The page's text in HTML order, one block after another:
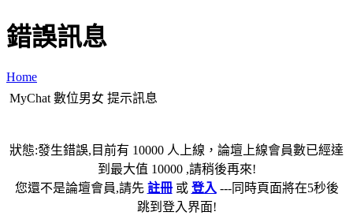
錯誤訊息
Home
MyChat 數位男女 提示訊息
狀態:發生錯誤,目前有 10000 人上線，論壇上線會員數已經達
到最大值 10000 ,請稍後再來!
您還不是論壇會員,請先 註冊或 登入 ---同時頁面將在5秒後
跳到登入界面!